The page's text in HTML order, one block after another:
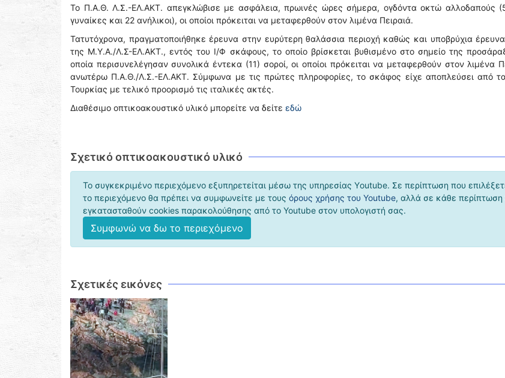
Το Π.Α.Θ. Λ.Σ.-ΕΛ.ΑΚΤ. απεγκλώβισε με ασφάλεια, πρωινές ώρες σήμερα, ογδόντα οκτώ αλλοδαπούς
γυναίκες και 22 ανήλικοι), οι οποίοι πρόκειται να μεταφερθούν στον λιμένα Πειραιά.
Τατυτόχρονα, πραγματοποιήθηκε έρευνα στην ευρύτερη θαλάσσια περιοχή καθώς και υποβρύχια
της Μ.Υ.Α./Λ.Σ-ΕΛ.ΑΚΤ., εντός του Ι/Φ σκάφους, το οποίο βρίσκεται βυθισμένο στο σημείο της
οποία περισυνελέγησαν συνολικά έντεκα (11) σοροί, οι οποίοι πρόκειται να μεταφερθούν στον λιμένα
ανωτέρω Π.Α.Θ./Λ.Σ.-ΕΛ.ΑΚΤ. Σύμφωνα με τις πρώτες πληροφορίες, το σκάφος είχε αποπλεύσει από
Τουρκίας με τελικό προορισμό τις ιταλικές ακτές.
Διαθέσιμο οπτικοακουστικό υλικό μπορείτε να δείτε εδώ
Σχετικό οπτικοακουστικό υλικό
Το συγκεκριμένο περιεχόμενο εξυπηρετείται μέσω της υπηρεσίας Υoutube. Σε περίπτωση που
το περιεχόμενο θα πρέπει να συμφωνείτε με τους όρους χρήσης του Youtube, αλλά σε κάθε περίπτωση
εγκατασταθούν cookies παρακολούθησης από το Youtube στον υπολογιστή σας.
Συμφωνώ να δω το περιεχόμενο
Σχετικές εικόνες